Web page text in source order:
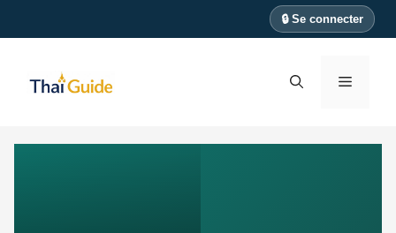
au
🔒 Se connecter
Menu